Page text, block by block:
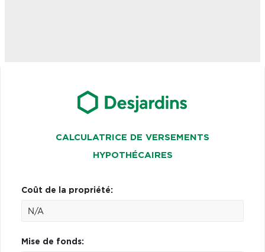
CALCULATRICE DE VERSEMENTS
HYPOTHÉCAIRES
Coût de la propriété:
Mise de fonds: